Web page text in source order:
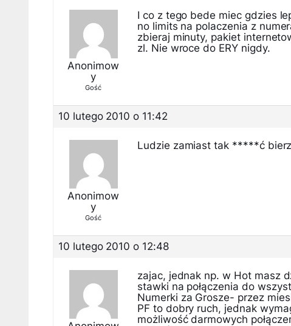
Anonimow
y
Gość
I co z tego bede miec gdzies
no limits na polaczenia z
zbieraj minuty, pakiet
zl. Nie wroce do ERY nigdy.
10 lutego 2010 o 11:42
Anonimow
y
Gość
Ludzie zamiast tak *****ć
10 lutego 2010 o 12:48
zajac, jednak np. w Hot masz
stawki na połączenia do
Numerki za Grosze- przez
PF to dobry ruch, jednak
możliwość darmowych